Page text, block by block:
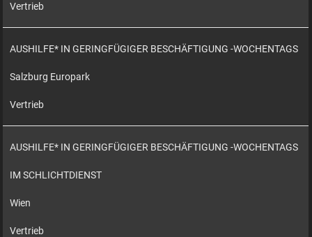
Vertrieb
AUSHILFE* IN GERINGFÜGIGER BESCHÄFTIGUNG -WOCHENTAGS
Salzburg Europark
Vertrieb
AUSHILFE* IN GERINGFÜGIGER BESCHÄFTIGUNG -WOCHENTAGS
IM SCHLICHTDIENST
Wien
Vertrieb